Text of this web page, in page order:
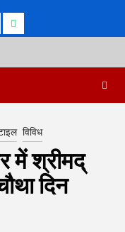
Whatsapp
विविध
में श्रीमद्
दिन